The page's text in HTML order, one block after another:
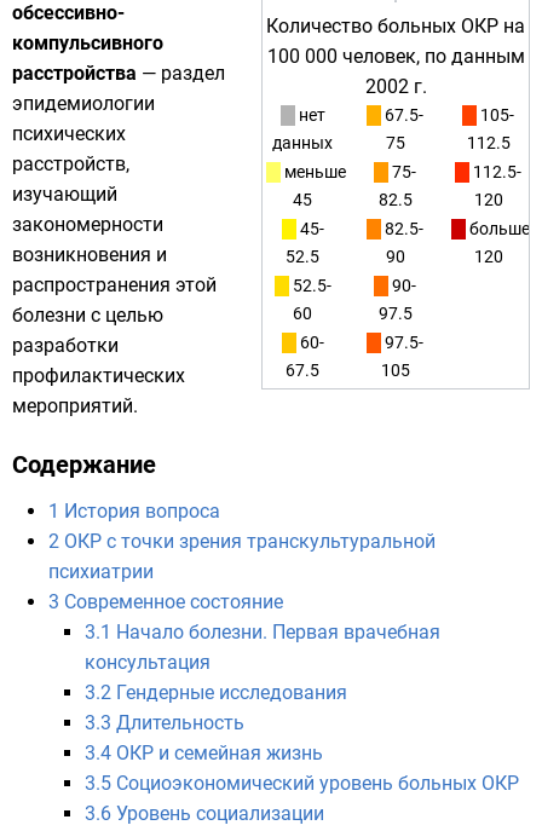
Количество больных ОКР на
100 000 человек, по данным
2002 г.
нет
данных
меньше
45
45-
52.5
52.5-
60
60-
67.5
67.5-
75
75-
82.5
82.5-
90
90-
97.5
97.5-
105
105-
112.5
112.5-
120
больше
120
обсессивно-
компульсивного
расстройства — раздел
эпидемиологии
психических
расстройств,
изучающий
закономерности
возникновения и
распространения этой
болезни с целью
разработки
профилактических
мероприятий.
Содержание
1 История вопроса
2 ОКР с точки зрения транскультуральной
психиатрии
3 Современное состояние
3.1 Начало болезни. Первая врачебная
консультация
3.2 Гендерные исследования
3.3 Длительность
3.4 ОКР и семейная жизнь
3.5 Социоэкономический уровень больных ОКР
3.6 Уровень социализации